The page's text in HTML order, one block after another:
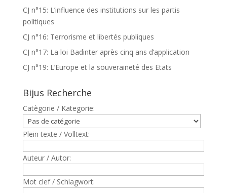
CJ n°15: L’influence des institutions sur les partis
politiques
CJ n°16: Terrorisme et libertés publiques
CJ n°17: La loi Badinter après cinq ans d’application
CJ n°19: L’Europe et la souveraineté des Etats
Bijus Recherche
Catègorie / Kategorie:
Plein texte / Volltext:
Auteur / Autor:
Mot clef / Schlagwort: